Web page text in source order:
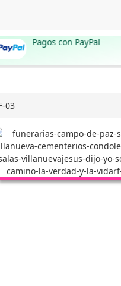
con PayPal
03